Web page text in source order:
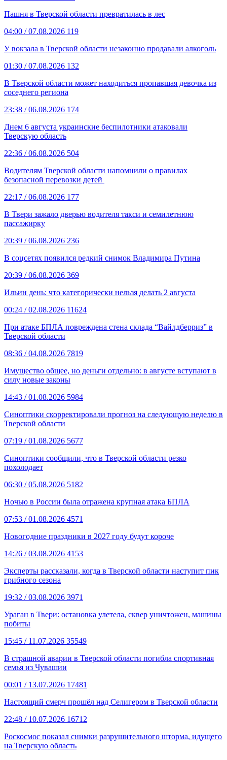
Пашня в Тверской области превратилась в лес
04:00 / 07.08.2026 119
У вокзала в Тверской области незаконно продавали алкоголь
01:30 / 07.08.2026 132
В Тверской области может находиться пропавшая девочка из
соседнего региона
23:38 / 06.08.2026 174
Днем 6 августа украинские беспилотники атаковали
Тверскую область
22:36 / 06.08.2026 504
Водителям Тверской области напомнили о правилах
безопасной перевозки детей
22:17 / 06.08.2026 177
В Твери зажало дверью водителя такси и семилетнюю
пассажирку
20:39 / 06.08.2026 236
В соцсетях появился редкий снимок Владимира Путина
20:39 / 06.08.2026 369
Ильин день: что категорически нельзя делать 2 августа
00:24 / 02.08.2026 11624
При атаке БПЛА повреждена стена склада “Вайлдберриз” в
Тверской области
08:36 / 04.08.2026 7819
Имущество общее, но деньги отдельно: в августе вступают в
силу новые законы
14:43 / 01.08.2026 5984
Синоптики скорректировали прогноз на следующую неделю в
Тверской области
07:19 / 01.08.2026 5677
Синоптики сообщили, что в Тверской области резко
похолодает
06:30 / 05.08.2026 5182
Ночью в России была отражена крупная атака БПЛА
07:53 / 01.08.2026 4571
Новогодние праздники в 2027 году будут короче
14:26 / 03.08.2026 4153
Эксперты рассказали, когда в Тверской области наступит пик
грибного сезона
19:32 / 03.08.2026 3971
Ураган в Твери: остановка улетела, сквер уничтожен, машины
побиты
15:45 / 11.07.2026 35549
В страшной аварии в Тверской области погибла спортивная
семья из Чувашии
00:01 / 13.07.2026 17481
Настоящий смерч прошёл над Селигером в Тверской области
22:48 / 10.07.2026 16712
Роскосмос показал снимки разрушительного шторма, идущего
на Тверскую область